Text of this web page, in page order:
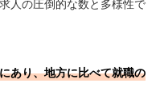
人の圧倒的な数と多様性で
あり、地方に比べて就職の